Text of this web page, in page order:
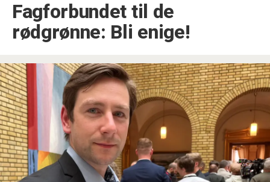
Fagforbundet til de
rødgrønne: Bli enige!